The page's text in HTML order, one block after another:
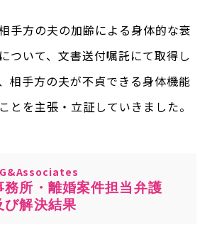
手方の夫の加齢による身体的な衰
ついて、文書送付嘱託にて取得し
相手方の夫が不貞できる身体機能
とを主張・立証していきました。
務所・離婚案件担当弁護
び解決結果